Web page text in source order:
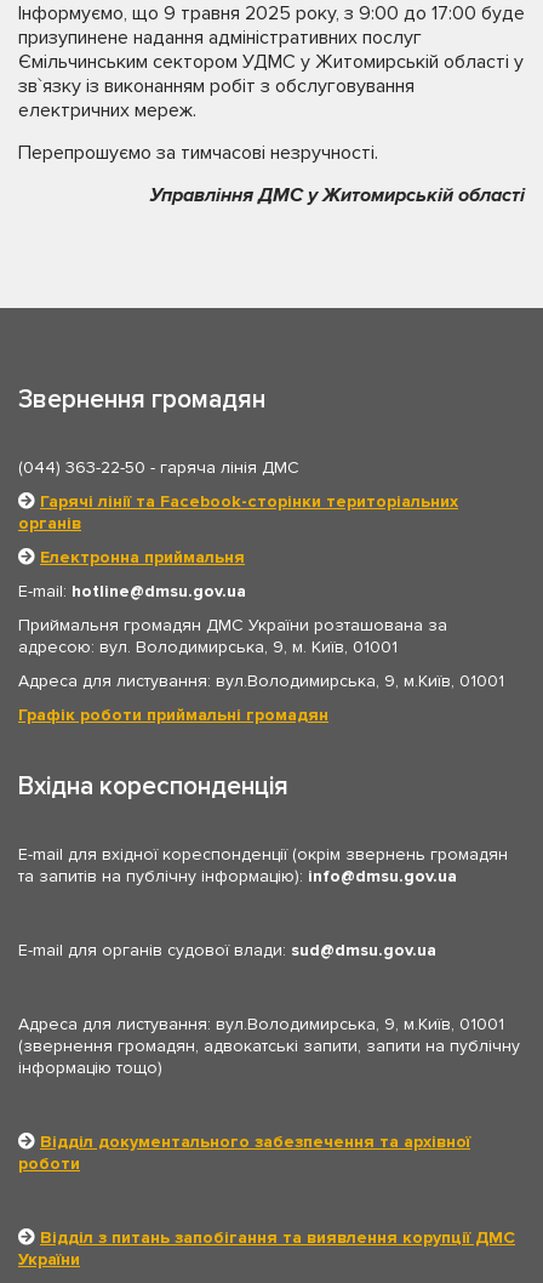
Інформуємо, що 9 травня 2025 року, з 9:00 до 17:00 буде
призупинене надання адміністративних послуг
Ємільчинським сектором УДМС у Житомирській області у
зв`язку із виконанням робіт з обслуговування
електричних мереж.
Перепрошуємо за тимчасові незручності.
Управління ДМС у Житомирській області
Звернення громадян
(044) 363-22-50 - гаряча лінія ДМС
Гарячі лінії та Facebook-сторінки територіальних
органів
Електронна приймальня
E-mail: hotline
dmsu.gov.ua
Приймальня громадян ДМС України розташована за
адресою: вул. Володимирська, 9, м. Київ, 01001
Адреса для листування: вул.Володимирська, 9, м.Київ, 01001
Графік роботи приймальні громадян
Вхідна кореспонденція
E-mail для вхідної кореспонденції (окрім звернень громадян
та запитів на публічну інформацію): info dmsu.gov.ua
E-mail для органів судової влади: sud dmsu.gov.ua
Адреса для листування: вул.Володимирська, 9, м.Київ, 01001
(звернення громадян, адвокатські запити, запити на публічну
інформацію тощо)
Відділ документального забезпечення та архівної
роботи
Відділ з питань запобігання та виявлення корупції ДМС
України